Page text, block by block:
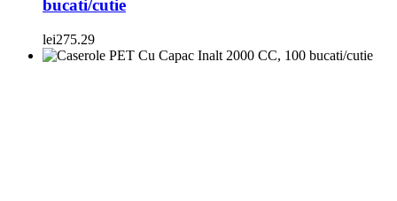
bucati/cutie
lei275.29